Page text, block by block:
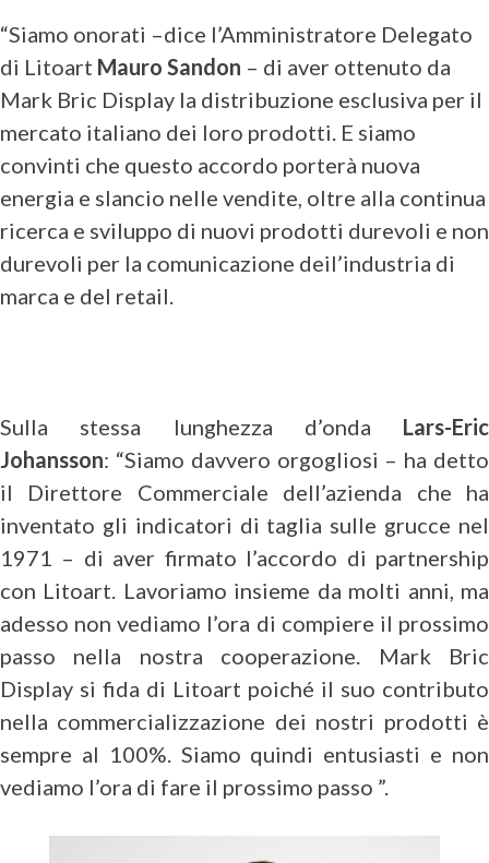
“Siamo onorati –dice l’Amministratore Delegato
di Litoart Mauro Sandon – di aver ottenuto da
Mark Bric Display la distribuzione esclusiva per il
mercato italiano dei loro prodotti. E siamo
convinti che questo accordo porterà nuova
energia e slancio nelle vendite, oltre alla continua
ricerca e sviluppo di nuovi prodotti durevoli e non
durevoli per la comunicazione deil’industria di
marca e del retail.
Sulla stessa lunghezza d’onda Lars-Eric
Johansson: “Siamo davvero orgogliosi – ha detto
il Direttore Commerciale dell’azienda che ha
inventato gli indicatori di taglia sulle grucce nel
1971 – di aver firmato l’accordo di partnership
con Litoart. Lavoriamo insieme da molti anni, ma
adesso non vediamo l’ora di compiere il prossimo
passo nella nostra cooperazione. Mark Bric
Display si fida di Litoart poiché il suo contributo
nella commercializzazione dei nostri prodotti è
sempre al 100%. Siamo quindi entusiasti e non
vediamo l’ora di fare il prossimo passo ”.